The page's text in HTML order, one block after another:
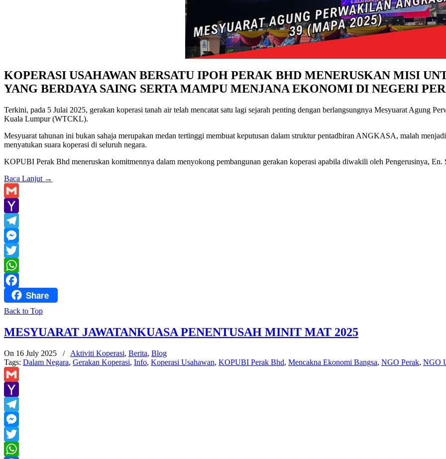
KOPERASI USAHAWAN BERSATU IPOH PERAK BHD MENERUSKAN MISI
YANG BERDAYA SAING SERTA MAMPU MENJANA EKONOMI DI NEGERI
Terkini, pada 5 Julai 2025, gerakan koperasi tanah air telah mencatat satu lagi sejarah penting dengan berlangsungnya Mesyuarat Agung
Kuala Lumpur (WTCKL).
Mesyuarat tahunan ini bukan sahaja merupakan medan tertinggi membuat keputusan dalam struktur pentadbiran ANGKASA, malah
menyatukan suara koperasi di seluruh negara.
KOPUBI Perak Bhd meneruskan komitmennya dalam menyokong pembangunan gerakan koperasi apabila diwakili oleh Pengerusinya,
Baca Lanjut →
Gmail
Yahoo
Mail
Telegram
Messenger
Twitter
WhatsApp
FacebookShare
Back to Top
MESYUARAT JAWATANKUASA PENENTUSAH MINIT MAT 2025
On 16 July 2025 / Aktiviti Koperasi, Berita, Blog
Tags: Dalam Negara, Gerakan Koperasi, Info, Koperasi Usahawan, KOPUBI Perak Bhd, Mencakna Ekonomi Bangsa, NGO Perak, NGO
Gmail
Yahoo
Mail
Telegram
Messenger
Twitter